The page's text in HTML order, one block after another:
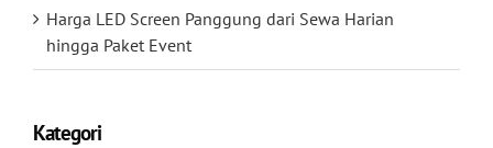
Harga LED Screen Panggung dari Sewa Harian
hingga Paket Event
Kategori